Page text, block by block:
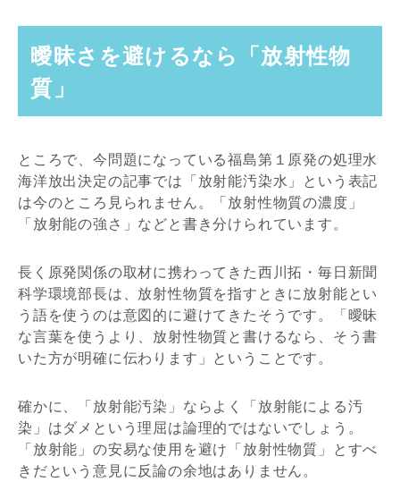
曖昧さを避けるなら「放射性物
質」
ところで、今問題になっている福島第１原発の処理水
海洋放出決定の記事では「放射能汚染水」という表記
は今のところ見られません。「放射性物質の濃度」
「放射能の強さ」などと書き分けられています。
長く原発関係の取材に携わってきた西川拓・毎日新聞
科学環境部長は、放射性物質を指すときに放射能とい
う語を使うのは意図的に避けてきたそうです。「曖昧
な言葉を使うより、放射性物質と書けるなら、そう書
いた方が明確に伝わります」ということです。
確かに、「放射能汚染」ならよく「放射能による汚
染」はダメという理屈は論理的ではないでしょう。
「放射能」の安易な使用を避け「放射性物質」とすべ
きだという意見に反論の余地はありません。